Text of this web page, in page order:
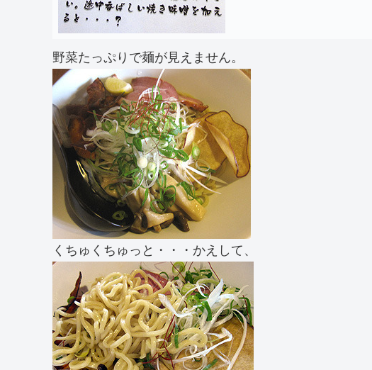
野菜たっぷりで麺が見えません。
くちゅくちゅっと・・・かえして、